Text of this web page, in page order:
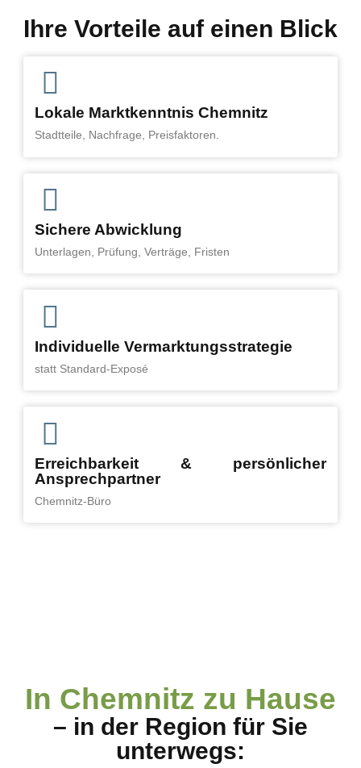
Ihre Vorteile auf einen Blick
Lokale Marktkenntnis Chemnitz
Stadtteile, Nachfrage, Preisfaktoren.
Sichere Abwicklung
Unterlagen, Prüfung, Verträge, Fristen
Individuelle Vermarktungsstrategie
statt Standard-Exposé
Erreichbarkeit & persönlicher
Ansprechpartner
Chemnitz-Büro
In Chemnitz zu Hause
– in der Region für Sie
unterwegs: